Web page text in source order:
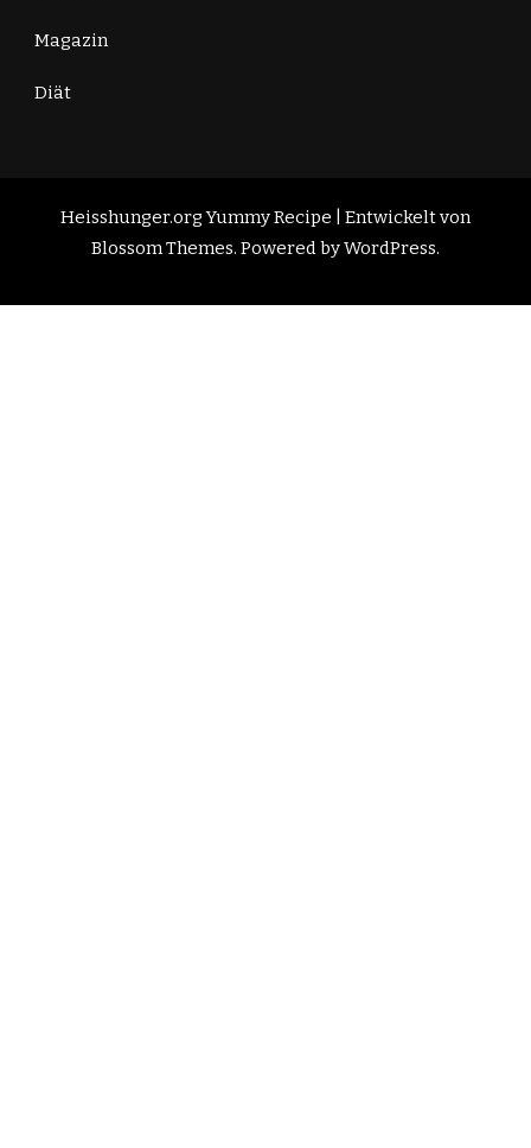
Magazin
Diät
Heisshunger.orgYummy Recipe | Entwickelt von
Blossom Themes. Powered byWordPress.